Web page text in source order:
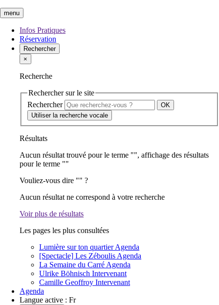
menu
Infos Pratiques
Réservation
Rechercher
×
Recherche
Rechercher sur le site
Rechercher
Utiliser la recherche vocale
Résultats
Aucun résultat trouvé pour le terme "", affichage des résultats
pour le terme ""
Vouliez-vous dire "" ?
Aucun résultat ne correspond à votre recherche
Voir plus de résultats
Les pages les plus consultées
Lumière sur ton quartier Agenda
[Spectacle] Les Zéboulis Agenda
La Semaine du Carré Agenda
Ulrike Böhnisch Intervenant
Camille Geoffroy Intervenant
Agenda
Langue active : Fr